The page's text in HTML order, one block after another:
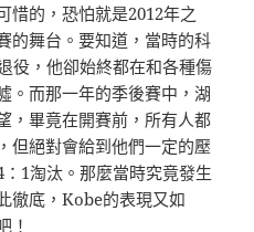
惜的，恐怕就是2012年之
的舞台。要知道，當時的科
役，他卻始終都在和各種傷
。而那一年的季後賽中，湖
，畢竟在開賽前，所有人都
但絕對會給到他們一定的壓
1淘汰。那麼當時究竟發生
徹底，Kobe的表現又如
！